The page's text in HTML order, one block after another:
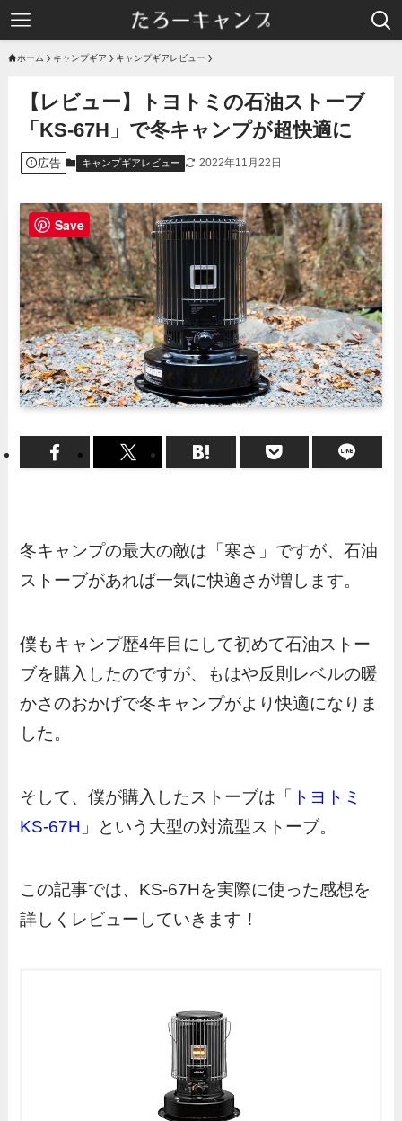
ホーム キャンプギア キャンプギアレビュー
【レビュー】トヨトミの石油ストーブ
「KS-67H」で冬キャンプが超快適に
広告 キャンプギアレビュー 2022年11月22日
冬キャンプの最大の敵は「寒さ」ですが、石油
ストーブがあれば一気に快適さが増します。
僕もキャンプ歴4年目にして初めて石油ストー
ブを購入したのですが、もはや反則レベルの暖
かさのおかげで冬キャンプがより快適になりま
した。
そして、僕が購入したストーブは「 トヨトミ
KS-67H 」という大型の対流型ストーブ。
この記事では、KS-67Hを実際に使った感想を
詳しくレビューしていきます！
Save